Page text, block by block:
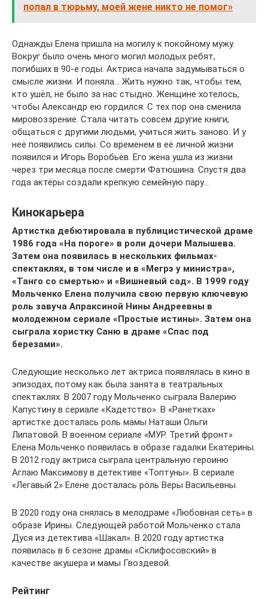
попал в тюрьму, моей жене никто не помог»
Однажды Елена пришла на могилу к покойному мужу.
Вокруг было очень много могил молодых ребят,
погибших в 90-е годы. Актриса начала задумываться о
смысле жизни. И поняла… Жить нужно так, чтобы тем,
кто ушёл, не было за нас стыдно. Женщине хотелось,
чтобы Александр ею гордился. С тех пор она сменила
мировоззрение. Стала читать совсем другие книги,
общаться с другими людьми, учиться жить заново. И у
неё появились силы. Со временем в её личной жизни
появился и Игорь Воробьёв. Его жена ушла из жизни
через три месяца после смерти Фатюшина. Спустя два
года актёры создали крепкую семейную пару…
Кинокарьера
Артистка дебютировала в публицистической драме
1986 года «На пороге» в роли дочери Малышева.
Затем она появилась в нескольких фильмах-
спектаклях, в том числе и в «Мегрэ у министра»,
«Танго со смертью» и «Вишневый сад». В 1999 году
Мольченко Елена получила свою первую ключевую
роль завуча Апраксиной Нины Андреевны в
молодежном сериале «Простые истины». Затем она
сыграла хористку Саню в драме «Спас под
березами».
Следующие несколько лет актриса появлялась в кино в
эпизодах, потому как была занята в театральных
спектаклях. В 2007 году Мольченко сыграла Валерию
Капустину в сериале «Кадетство». В «Ранетках»
артистке досталась роль мамы Наташи Ольги
Липатовой. В военном сериале «МУР. Третий фронт»
Елена Мольченко появилась в образе гадалки Екатерины.
В 2012 году актриса сыграла центральную героиню
Аглаю Максимову в детективе «Топтуны». В сериале
«Легавый 2» Елене досталась роль Веры Васильевны.
В 2020 году она снялась в мелодраме «Любовная сеть» в
образе Ирины. Следующей работой Мольченко стала
Дуся из детектива «Шакал». В 2020 году артистка
появилась в 6 сезоне драмы «Склифосовский» в
качестве акушера и мамы Гвоздевой.
Рейтинг